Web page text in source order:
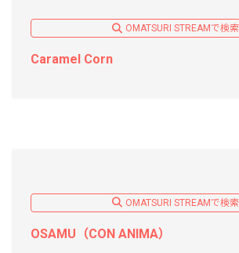
OMATSURI STREAMで検索
Caramel Corn
OMATSURI STREAMで検索
OSAMU（CON ANIMA）